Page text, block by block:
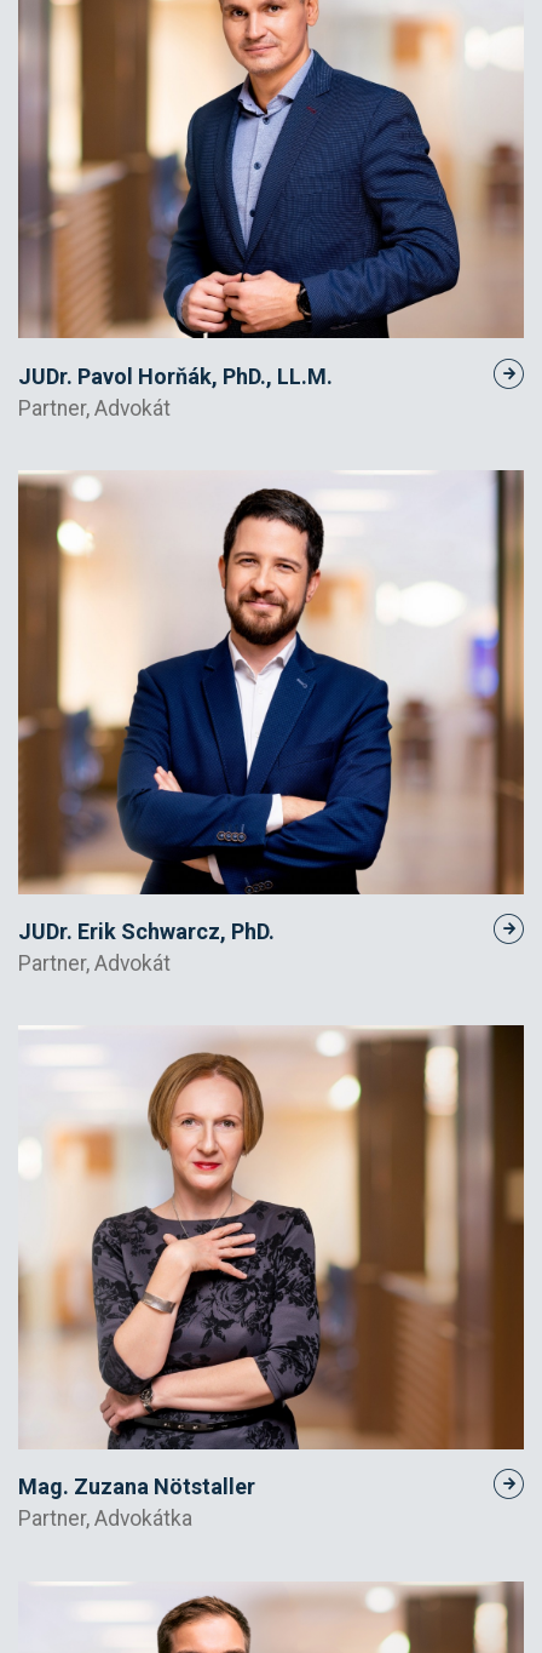
JUDr. Pavol Horňák, PhD., LL.M.
Partner, Advokát
JUDr. Erik Schwarcz, PhD.
Partner, Advokát
Mag. Zuzana Nötstaller
Partner, Advokátka